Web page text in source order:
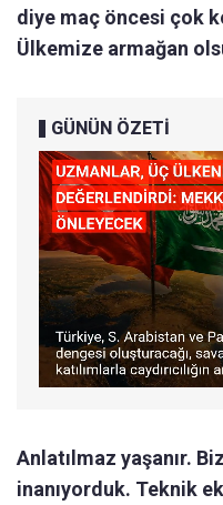
diye maç öncesi çok
Ülkemize armağan
GÜNÜN ÖZETİ
Anlatılmaz yaşanır.
inanıyorduk. Teknik